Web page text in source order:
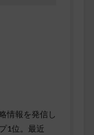
情報を発信し
1位。最近